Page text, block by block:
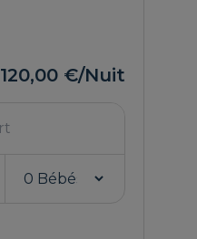
120,00 €/Nuit